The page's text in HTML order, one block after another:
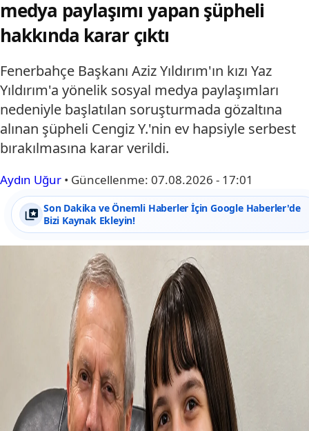
medya paylaşımı yapan şüpheli
hakkında karar çıktı
Fenerbahçe Başkanı Aziz Yıldırım'ın kızı Yaz
Yıldırım'a yönelik sosyal medya paylaşımları
nedeniyle başlatılan soruşturmada gözaltına
alınan şüpheli Cengiz Y.'nin ev hapsiyle serbest
bırakılmasına karar verildi.
Aydın Uğur • Güncellenme: 07.08.2026 - 17:01
Son Dakika ve Önemli Haberler İçin Google Haberler'de
Bizi Kaynak Ekleyin!